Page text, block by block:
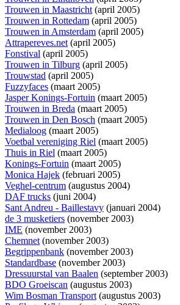
Trouwen in Maastricht(april 2005)
Trouwen in Rottedam (april 2005)
Trouwen in Amsterdam (april 2005)
Attrapereves.net(april 2005)
Fonstival (april 2005)
Trouwen in Tilburg (april 2005)
Trouwstad (april 2005)
Fuzzyfaces (maart 2005)
Jasper Konings-Fortuin (maart 2005)
Trouwen in Breda (maart 2005)
Trouwen in Den Bosch (maart 2005)
Medialoog (maart 2005)
Voetbal vereniging Riel (maart 2005)
Thuis in Riel (maart 2005)
Konings-Fortuin (maart 2005)
Monica Hajek (februari 2005)
Veghel-centrum (augustus 2004)
DAF trucks (juni 2004)
Sant Andreu - Baillestavy (januari 2004)
de 3 musketiers (november 2003)
IME (november 2003)
Chemnet(november 2003)
Begrippenbank (november 2003)
Standardbase (november 2003)
Dressuurstal van Baalen (september 2003)
BDO Groeiscan (augustus 2003)
Wim Bosman Transport(augustus 2003)